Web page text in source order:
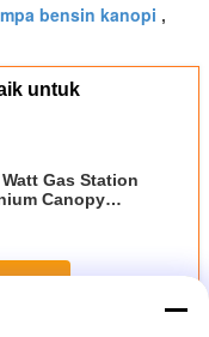
bensin kanopi ,
untuk
Gas Station
Canopy